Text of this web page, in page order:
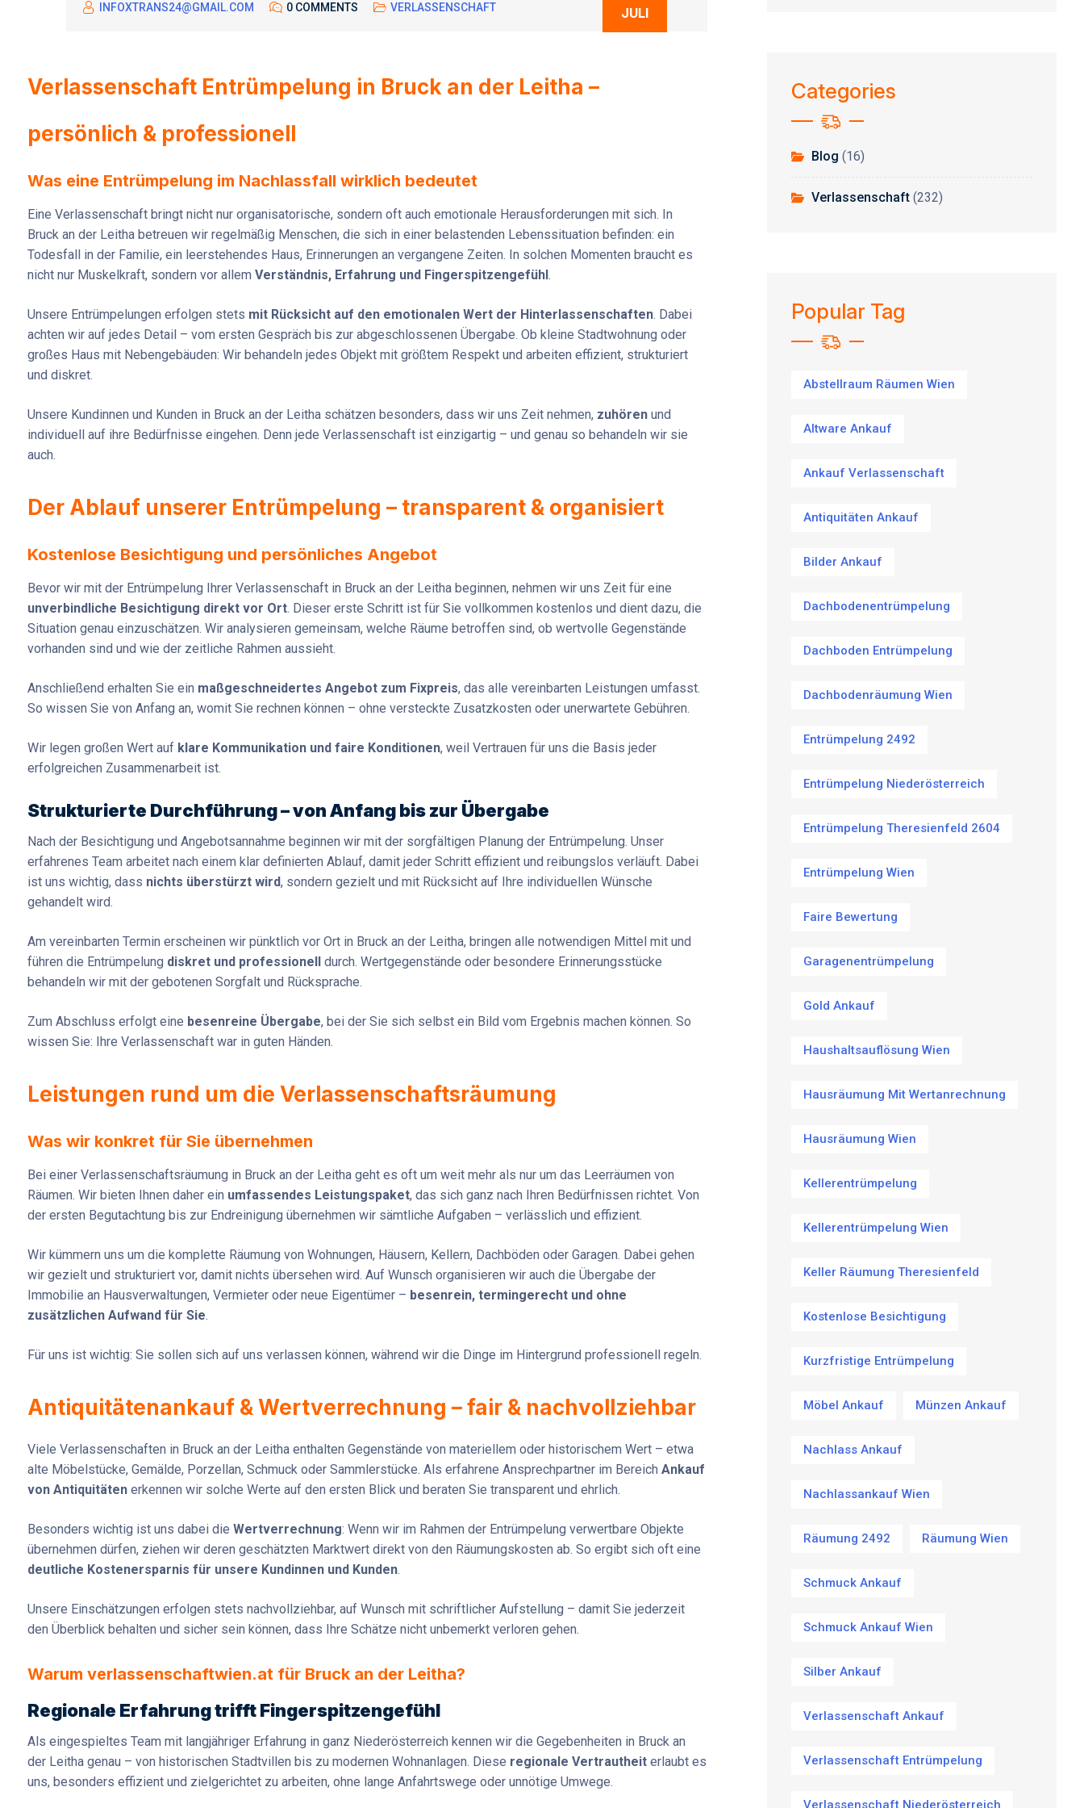
JULI
INFOXTRANS24@GMAIL.COM 0 COMMENTS VERLASSENSCHAFT
Verlassenschaft Entrümpelung in Bruck an der Leitha –
persönlich & professionell
Was eine Entrümpelung im Nachlassfall wirklich bedeutet
Eine Verlassenschaft bringt nicht nur organisatorische, sondern oft auch emotionale Herausforderungen mit sich. In
Bruck an der Leitha betreuen wir regelmäßig Menschen, die sich in einer belastenden Lebenssituation befinden: ein
Todesfall in der Familie, ein leerstehendes Haus, Erinnerungen an vergangene Zeiten. In solchen Momenten braucht es
nicht nur Muskelkraft, sondern vor allem Verständnis, Erfahrung und Fingerspitzengefühl .
Unsere Entrümpelungen erfolgen stets mit Rücksicht auf den emotionalen Wert der Hinterlassenschaften. Dabei
achten wir auf jedes Detail – vom ersten Gespräch bis zur abgeschlossenen Übergabe. Ob kleine Stadtwohnung oder
großes Haus mit Nebengebäuden: Wir behandeln jedes Objekt mit größtem Respekt und arbeiten effizient, strukturiert
und diskret.
Unsere Kundinnen und Kunden in Bruck an der Leitha schätzen besonders, dass wir uns Zeit nehmen, zuhören und
individuell auf ihre Bedürfnisse eingehen. Denn jede Verlassenschaft ist einzigartig – und genau so behandeln wir sie
auch.
Der Ablauf unserer Entrümpelung – transparent & organisiert
Kostenlose Besichtigung und persönliches Angebot
Bevor wir mit der Entrümpelung Ihrer Verlassenschaft in Bruck an der Leitha beginnen, nehmen wir uns Zeit für eine
unverbindliche Besichtigung direkt vor Ort. Dieser erste Schritt ist für Sie vollkommen kostenlos und dient dazu, die
Situation genau einzuschätzen. Wir analysieren gemeinsam, welche Räume betroffen sind, ob wertvolle Gegenstände
vorhanden sind und wie der zeitliche Rahmen aussieht.
Anschließend erhalten Sie ein maßgeschneidertes Angebot zum Fixpreis, das alle vereinbarten Leistungen umfasst.
So wissen Sie von Anfang an, womit Sie rechnen können – ohne versteckte Zusatzkosten oder unerwartete Gebühren.
Wir legen großen Wert auf klare Kommunikation und faire Konditionen, weil Vertrauen für uns die Basis jeder
erfolgreichen Zusammenarbeit ist.
Strukturierte Durchführung – von Anfang bis zur Übergabe
Nach der Besichtigung und Angebotsannahme beginnen wir mit der sorgfältigen Planung der Entrümpelung. Unser
erfahrenes Team arbeitet nach einem klar definierten Ablauf, damit jeder Schritt effizient und reibungslos verläuft. Dabei
ist uns wichtig, dass nichts überstürzt wird, sondern gezielt und mit Rücksicht auf Ihre individuellen Wünsche
gehandelt wird.
Am vereinbarten Termin erscheinen wir pünktlich vor Ort in Bruck an der Leitha, bringen alle notwendigen Mittel mit und
führen die Entrümpelung diskret und professionell
durch. Wertgegenstände oder besondere Erinnerungsstücke
behandeln wir mit der gebotenen Sorgfalt und Rücksprache.
Zum Abschluss erfolgt eine besenreine Übergabe, bei der Sie sich selbst ein Bild vom Ergebnis machen können. So
wissen Sie: Ihre Verlassenschaft war in guten Händen.
Leistungen rund um die Verlassenschaftsräumung
Was wir konkret für Sie übernehmen
Bei einer Verlassenschaftsräumung in Bruck an der Leitha geht es oft um weit mehr als nur um das Leerräumen von
Räumen. Wir bieten Ihnen daher ein umfassendes Leistungspaket, das sich ganz nach Ihren Bedürfnissen richtet. Von
der ersten Begutachtung bis zur Endreinigung übernehmen wir sämtliche Aufgaben – verlässlich und effizient.
Wir kümmern uns um die komplette Räumung von Wohnungen, Häusern, Kellern, Dachböden oder Garagen. Dabei gehen
wir gezielt und strukturiert vor, damit nichts übersehen wird. Auf Wunsch organisieren wir auch die Übergabe der
Immobilie an Hausverwaltungen, Vermieter oder neue Eigentümer – besenrein, termingerecht und ohne
zusätzlichen Aufwand für Sie.
Für uns ist wichtig: Sie sollen sich auf uns verlassen können, während wir die Dinge im Hintergrund professionell regeln.
Antiquitätenankauf & Wertverrechnung – fair & nachvollziehbar
Viele Verlassenschaften in Bruck an der Leitha enthalten Gegenstände von materiellem oder historischem Wert – etwa
alte Möbelstücke, Gemälde, Porzellan, Schmuck oder Sammlerstücke. Als erfahrene Ansprechpartner im Bereich Ankauf
von Antiquitäten erkennen wir solche Werte auf den ersten Blick und beraten Sie transparent und ehrlich.
Besonders wichtig ist uns dabei die Wertverrechnung: Wenn wir im Rahmen der Entrümpelung verwertbare Objekte
übernehmen dürfen, ziehen wir deren geschätzten Marktwert direkt von den Räumungskosten ab. So ergibt sich oft eine
deutliche Kostenersparnis für unsere Kundinnen und Kunden.
Unsere Einschätzungen erfolgen stets nachvollziehbar, auf Wunsch mit schriftlicher Aufstellung – damit Sie jederzeit
den Überblick behalten und sicher sein können, dass Ihre Schätze nicht unbemerkt verloren gehen.
Warum verlassenschaftwien.at für Bruck an der Leitha?
Regionale Erfahrung trifft Fingerspitzengefühl
Als eingespieltes Team mit langjähriger Erfahrung in ganz Niederösterreich kennen wir die Gegebenheiten in Bruck an
der Leitha genau – von historischen Stadtvillen bis zu modernen Wohnanlagen. Diese regionale Vertrautheit erlaubt es
uns, besonders effizient und zielgerichtet zu arbeiten, ohne lange Anfahrtswege oder unnötige Umwege.
Categories
Blog (16)
Verlassenschaft(232)
Popular Tag
Abstellraum Räumen Wien
Altware Ankauf
Ankauf Verlassenschaft
Antiquitäten Ankauf
Bilder Ankauf
Dachbodenentrümpelung
Dachboden Entrümpelung
Dachbodenräumung Wien
Entrümpelung 2492
Entrümpelung Niederösterreich
Entrümpelung Theresienfeld 2604
Entrümpelung Wien
Faire Bewertung
Garagenentrümpelung
Gold Ankauf
Haushaltsauflösung Wien
Hausräumung Mit Wertanrechnung
Hausräumung Wien
Kellerentrümpelung
Kellerentrümpelung Wien
Keller Räumung Theresienfeld
Kostenlose Besichtigung
Kurzfristige Entrümpelung
Möbel Ankauf Münzen Ankauf
Nachlass Ankauf
Nachlassankauf Wien
Räumung 2492 Räumung Wien
Schmuck Ankauf
Schmuck Ankauf Wien
Silber Ankauf
Verlassenschaft Ankauf
Verlassenschaft Entrümpelung